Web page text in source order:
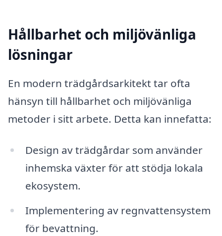
Hållbarhet och miljövänliga
lösningar
En modern trädgårdsarkitekt tar ofta
hänsyn till hållbarhet och miljövänliga
metoder i sitt arbete. Detta kan innefatta:
Design av trädgårdar som använder
inhemska växter för att stödja lokala
ekosystem.
Implementering av regnvattensystem
för bevattning.